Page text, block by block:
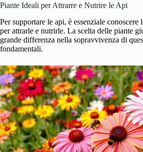
Piante Ideali per Attrarre e Nutrire le Api
Per supportare le api, è essenziale conoscere
per attrarle e nutrirle. La scelta delle piante
grande differenza nella sopravvivenza di
fondamentali.